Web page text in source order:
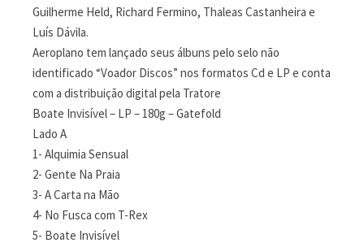
Guilherme Held, Richard Fermino, Thaleas Castanheira e
Luís Dávila.
Aeroplano tem lançado seus álbuns pelo selo não
identificado “Voador Discos” nos formatos Cd e LP e conta
com a distribuição digital pela Tratore
Boate Invisível – LP – 180g – Gatefold
Lado A
1- Alquimia Sensual
2- Gente Na Praia
3- A Carta na Mão
4- No Fusca com T-Rex
5- Boate Invisível